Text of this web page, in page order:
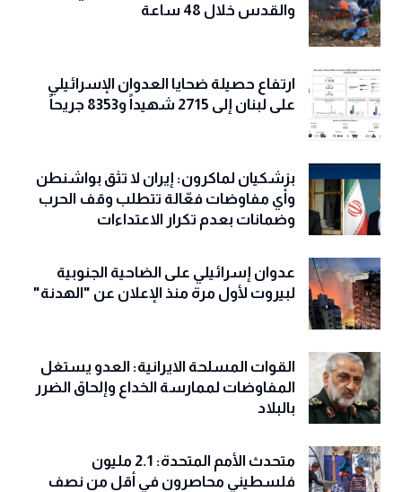
والقدس خلال 48 ساعة
ارتفاع حصيلة ضحايا العدوان الإسرائيلي
على لبنان إلى 2715 شهيداً و8353 جريحاً
بزشكيان لماكرون: إيران لا تثق بواشنطن
وأي مفاوضات فعّالة تتطلب وقف الحرب
وضمانات بعدم تكرار الاعتداءات
عدوان إسرائيلي على الضاحية الجنوبية
لبيروت لأول مرة منذ الإعلان عن "الهدنة"
القوات المسلحة الايرانية: العدو يستغل
المفاوضات لممارسة الخداع وإلحاق الضرر
بالبلاد
متحدث الأمم المتحدة: 2.1 مليون
فلسطيني محاصرون في أقل من نصف